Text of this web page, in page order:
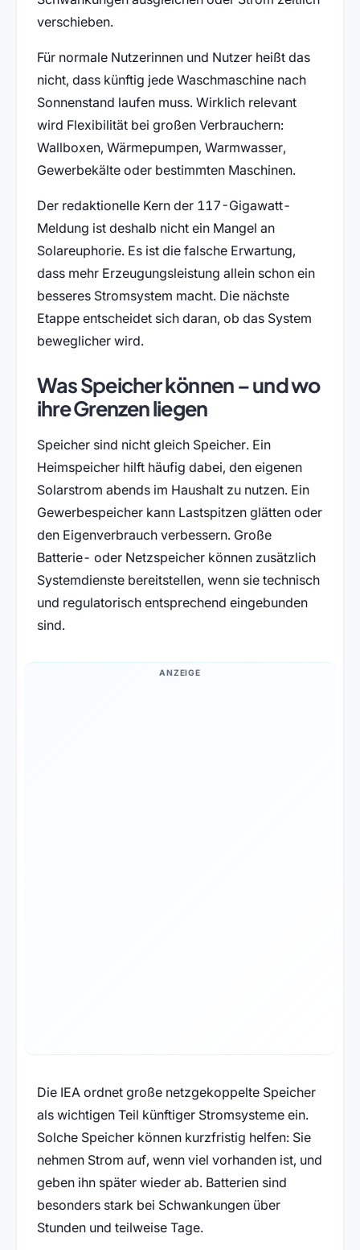
verschieben.
Für normale Nutzerinnen und Nutzer heißt das
nicht, dass künftig jede Waschmaschine nach
Sonnenstand laufen muss. Wirklich relevant
wird Flexibilität bei großen Verbrauchern:
Wallboxen, Wärmepumpen, Warmwasser,
Gewerbekälte oder bestimmten Maschinen.
Der redaktionelle Kern der 117-Gigawatt-
Meldung ist deshalb nicht ein Mangel an
Solareuphorie. Es ist die falsche Erwartung,
dass mehr Erzeugungsleistung allein schon ein
besseres Stromsystem macht. Die nächste
Etappe entscheidet sich daran, ob das System
beweglicher wird.
Was Speicher können – und wo
ihre Grenzen liegen
Speicher sind nicht gleich Speicher. Ein
Heimspeicher hilft häufig dabei, den eigenen
Solarstrom abends im Haushalt zu nutzen. Ein
Gewerbespeicher kann Lastspitzen glätten oder
den Eigenverbrauch verbessern. Große
Batterie- oder Netzspeicher können zusätzlich
Systemdienste bereitstellen, wenn sie technisch
und regulatorisch entsprechend eingebunden
sind.
ANZEIGE
Die IEA ordnet große netzgekoppelte Speicher
als wichtigen Teil künftiger Stromsysteme ein.
Solche Speicher können kurzfristig helfen: Sie
nehmen Strom auf, wenn viel vorhanden ist, und
geben ihn später wieder ab. Batterien sind
besonders stark bei Schwankungen über
Stunden und teilweise Tage.